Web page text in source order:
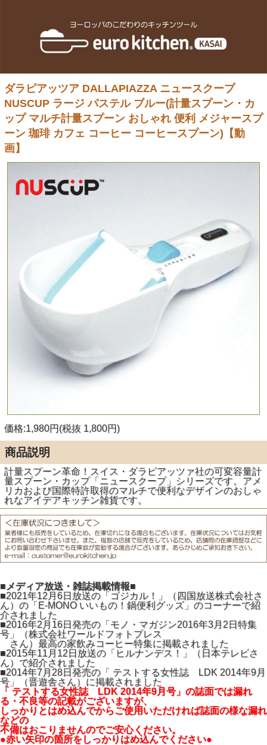
ダラピアッツア DALLAPIAZZA ニュースクープ
NUSCUP ラージ パステル ブルー(計量スプーン・カ
ップ マルチ計量スプーン おしゃれ 便利 メジャースプ
ーン 珈琲 カフェ コーヒー コーヒースプーン)【動
画】
価格:1,980円(税抜 1,800円)
商品説明
計量スプーン革命！スイス・ダラピアッツァ社の可変容量計
量スプーン・カップ「ニュースクープ」シリーズです。アメ
リカおよび国際特許取得のマルチで便利なデザインのおしゃ
れなアイデアキッチン雑貨です。
■メディア放送・雑誌掲載情報■
■2021年12月6日放送の「ゴジカル！」（四国放送株式会社さ
ん）の「E-MONO いいもの！鍋便利グッズ」のコーナーで紹
介されました
■2016年2月16日発売の「モノ・マガジン2016年3月2日特集
号」（株式会社ワールドフォトプレス
さん）最高の家飲みコーヒー特集に掲載されました
■2015年11月12日放送の「ヒルナンデス！」（日本テレビさ
ん）で紹介されました
■2014年7月28日発売の「 テストする女性誌 LDK 2014年9月
号」（晋遊舎さん）に掲載されました
「 テストする女性誌 LDK 2014年9月号」の誌面では漏れ
る・不良等の記載がございますが、
しっかりとはめ込んでからご使用いただければ誌面の様な漏れ
などの
不備はおこりませんのでご安心ください。
●赤い矢印の箇所をしっかりはめ込んでください●